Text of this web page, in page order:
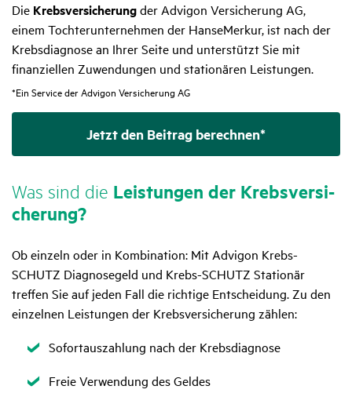
Die Krebsversicherungder Advigon Versicherung AG,
einem Tochterunternehmen der HanseMerkur, ist nach der
Krebsdiagnose an Ihrer Seite und unterstützt Sie mit
finanziellen Zuwendungen und stationären Leistungen.
*Ein Service der Advigon Versicherung AG
Jetzt den Beitrag berechnen*
Was sind die Leis­tungen der Krebs­ver­si­
che­rung?
Ob einzeln oder in Kombination: Mit Advigon Krebs-
SCHUTZ Diagnosegeld und Krebs-SCHUTZ Stationär
treffen Sie auf jeden Fall die richtige Entscheidung. Zu den
einzelnen Leistungen der Krebsversicherung zählen:
Zutreffend
Sofortauszahlung nach der Krebsdiagnose
Zutreffend
Freie Verwendung des Geldes